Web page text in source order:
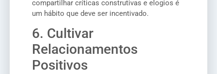
compartilhar críticas construtivas e elogios é
um hábito que deve ser incentivado.
6. Cultivar
Relacionamentos
Positivos